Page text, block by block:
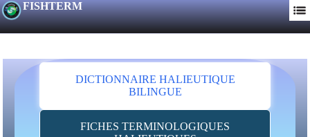
FISHTERM
DICTIONNAIRE HALIEUTIQUE
BILINGUE
FICHES TERMINOLOGIQUES